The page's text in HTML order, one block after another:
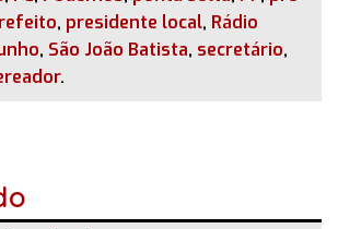
, presidente local, Rádio
, São João Batista, secretário,
.